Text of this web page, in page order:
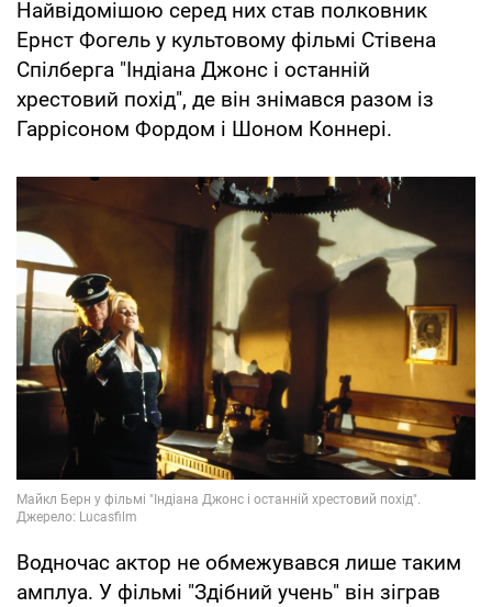
Найвідомішою серед них став полковник
Ернст Фогель у культовому фільмі Стівена
Спілберга "Індіана Джонс і останній
хрестовий похід", де він знімався разом із
Гаррісоном Фордом і Шоном Коннері.
Водночас актор не обмежувався лише таким
амплуа. У фільмі "Здібний учень" він зіграв